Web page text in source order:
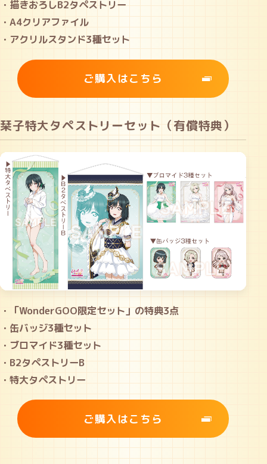
・描きおろしB2タペストリー
・A4クリアファイル
・アクリルスタンド3種セット
ご購入はこちら
栞子特大タペストリーセット（有償特典）
・「WonderGOO限定セット」の特典3点
・缶バッジ3種セット
・ブロマイド3種セット
・B2タペストリーB
・特大タペストリー
ご購入はこちら